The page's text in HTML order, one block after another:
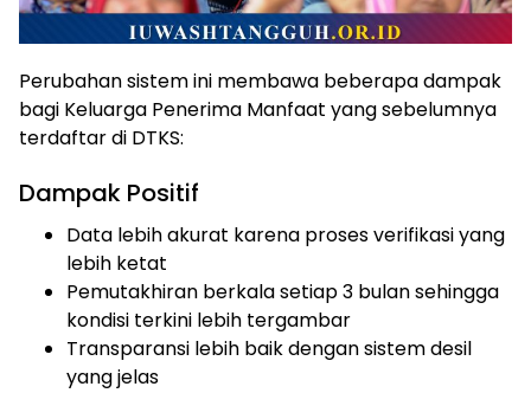
Perubahan sistem ini membawa beberapa dampak
bagi Keluarga Penerima Manfaat yang sebelumnya
terdaftar di DTKS:
Dampak Positif
Data lebih akurat karena proses verifikasi yang
lebih ketat
Pemutakhiran berkala setiap 3 bulan sehingga
kondisi terkini lebih tergambar
Transparansi lebih baik dengan sistem desil
yang jelas